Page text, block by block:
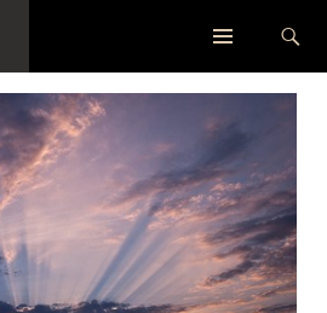
LICHT AUS